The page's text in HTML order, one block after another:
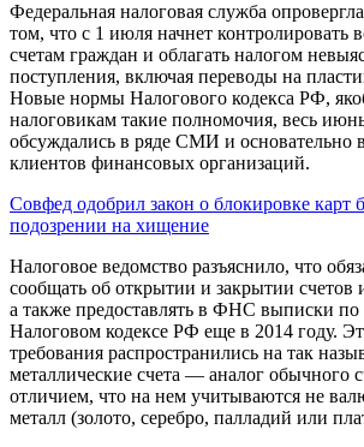
Федеральная налоговая служба
том, что с 1 июля начнет контролировать
счетам граждан и облагать налогом
поступления, включая переводы на
Новые нормы Налогового кодекса РФ,
налоговикам такие полномочия, весь
обсуждались в ряде СМИ и основательно
клиентов финансовых организаций.
Совфед одобрил закон о блокировке карт
подозрении на хищение
Налоговое ведомство разъяснило, что
сообщать об открытии и закрытии счетов
а также предоставлять в ФНС выписки по
Налоговом кодексе РФ еще в 2014 году.
требования распространились на так
металлические счета — аналог обычного
отличием, что на нем учитываются не
металл (золото, серебро, палладий или